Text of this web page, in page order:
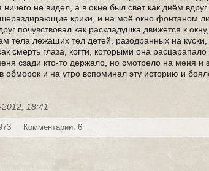
не видел, а в окне был свет как днём
крики, и на моё окно фонтаном
почувствовал как раскладушка движется к
тела лежащих тел детей, разодранных на
смерть глаза, когти, которыми она
сзади кто-то держало, но смотрело на меня
и на утро вспоминал эту историю и
18:41
Комментарии: 6